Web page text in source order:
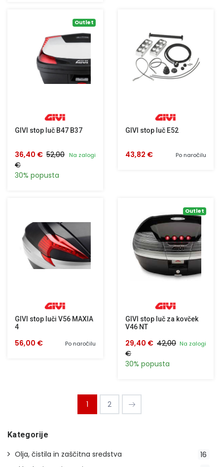
Outlet
GIVI stop luč B47 B37
Na zalogi
36,40 € 52,00
€
30% popusta
GIVI stop luč E52
Po naročilu
43,82 €
GIVI stop luči V56 MAXIA
4
Po naročilu
56,00 €
Outlet
GIVI stop luč za kovček
V46 NT
Na zalogi
29,40 € 42,00
€
30% popusta
1 2
Kategorije
16
Olja, čistila in zaščitna sredstva